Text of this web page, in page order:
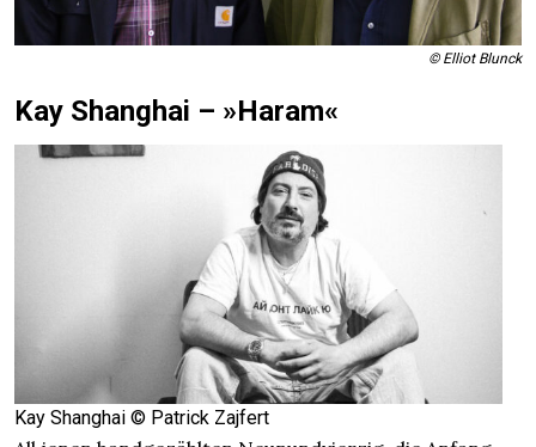
© Elliot Blunck
Kay Shanghai – »Haram«
Kay Shanghai © Patrick Zajfert